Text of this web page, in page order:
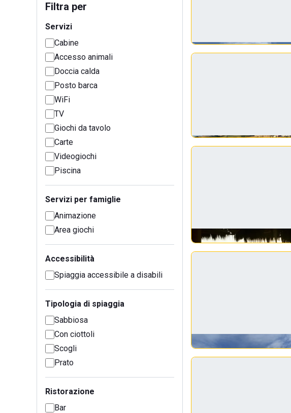
Filtra per
Servizi
Cabine
Accesso animali
Doccia calda
Posto barca
WiFi
TV
Giochi da tavolo
Carte
Videogiochi
Piscina
Servizi per famiglie
Animazione
Area giochi
Accessibilità
Spiaggia accessibile a disabili
Tipologia di spiaggia
Sabbiosa
Con ciottoli
Scogli
Prato
Ristorazione
Bar